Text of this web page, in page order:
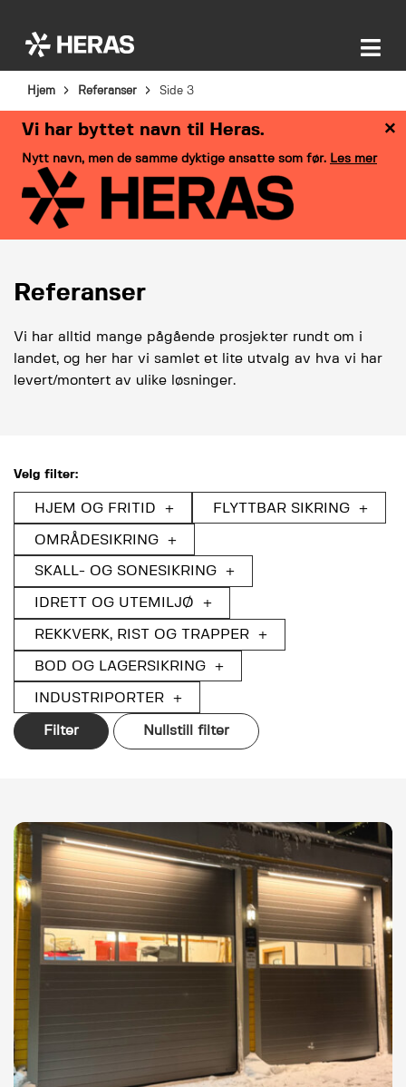
Hjem Referanser Side 3
×
Vi har byttet navn til Heras.
Nytt navn, men de samme dyktige ansatte som før. Les mer
Referanser
Vi har alltid mange pågående prosjekter rundt om i
landet, og her har vi samlet et lite utvalg av hva vi har
levert/montert av ulike løsninger.
Velg filter:
HJEM OG FRITID FLYTTBAR SIKRING
OMRÅDESIKRING
SKALL- OG SONESIKRING
IDRETT OG UTEMILJØ
REKKVERK, RIST OG TRAPPER
BOD OG LAGERSIKRING
INDUSTRIPORTER
Nullstill filter